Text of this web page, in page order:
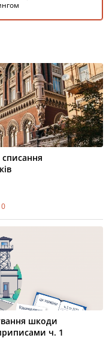
0
шкоди
ч. 1